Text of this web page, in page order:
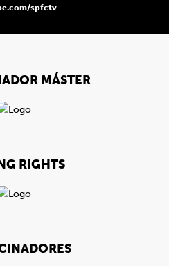
spfctv
MÁSTER
RIGHTS